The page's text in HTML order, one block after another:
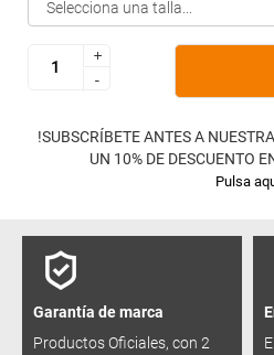
+
-
+
-
!SUBSCRÍBETE ANTES A
UN 10% DE DESCUENTO
Pulsa
Garantía de marca
Productos Oficiales, con 2